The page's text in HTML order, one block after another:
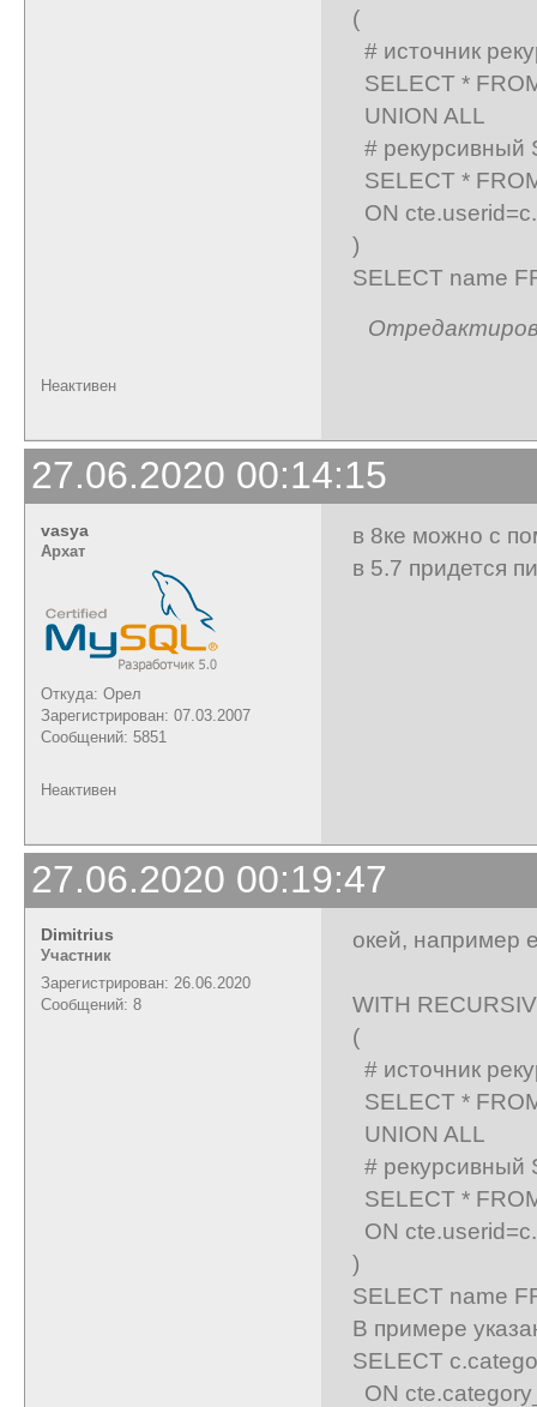
(
# источник
SELECT *
UNION ALL
# рекурсивный
SELECT *
ON
)
SELECT name
Неактивен
27.06.2020 00:14:15
vasya
Архат
Откуда: Орел
Зарегистрирован: 07.03.2007
Сообщений: 5851
в 8ке можно с
в 5.7 придется
Неактивен
27.06.2020 00:19:47
Dimitrius
Участник
Зарегистрирован: 26.06.2020
Сообщений: 8
окей, например
WITH
(
# источник
SELECT *
UNION ALL
# рекурсивный
SELECT *
ON
)
SELECT name
В примере
SELECT
ON